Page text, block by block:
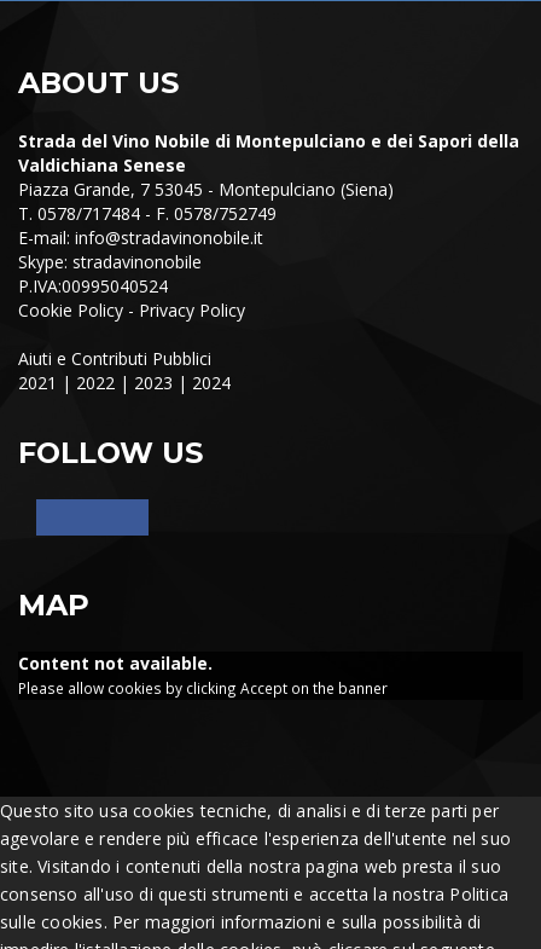
ABOUT US
Strada del Vino Nobile di Montepulciano e dei Sapori della
Valdichiana Senese
Piazza Grande, 7 53045 - Montepulciano (Siena)
T. 0578/717484 - F. 0578/752749
E-mail: info@stradavinonobile.it
Skype: stradavinonobile
P.IVA:00995040524
Cookie Policy - Privacy Policy
Aiuti e Contributi Pubblici
2021 | 2022 | 2023 | 2024
FOLLOW US
MAP
Content not available.
Please allow cookies by clicking Accept on the banner
Questo sito usa cookies tecniche, di analisi e di terze parti per
agevolare e rendere più efficace l'esperienza dell'utente nel suo
site. Visitando i contenuti della nostra pagina web presta il suo
consenso all'uso di questi strumenti e accetta la nostra Politica
sulle cookies. Per maggiori informazioni e sulla possibilità di